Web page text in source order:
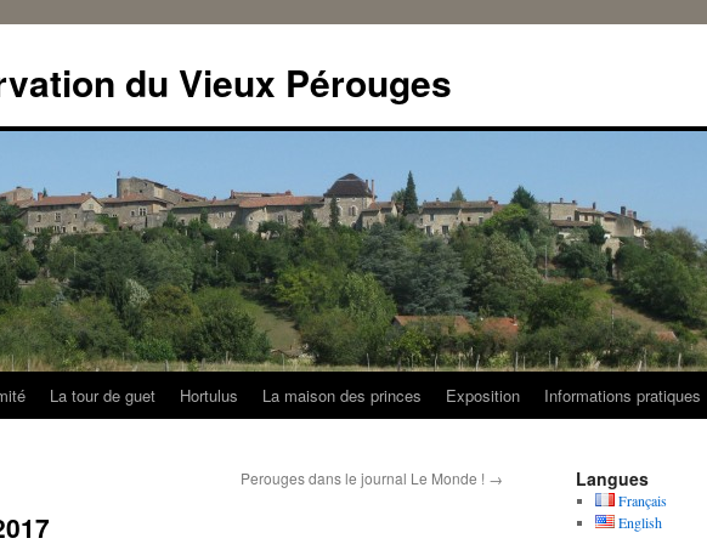
du Vieux Pérouges
La tour de guet Hortulus La maison des princes Exposition Informations pratiques
Perouges dans le journal Le Monde ! → Langues
Français
English